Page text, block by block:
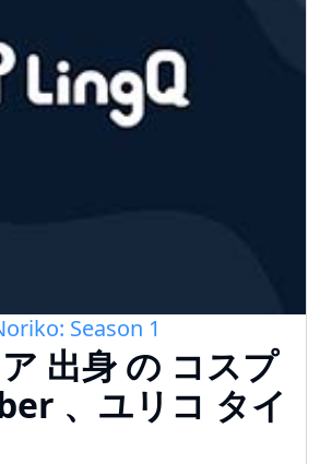
Season 1
出身 の コスプ
、ユリコ タイ